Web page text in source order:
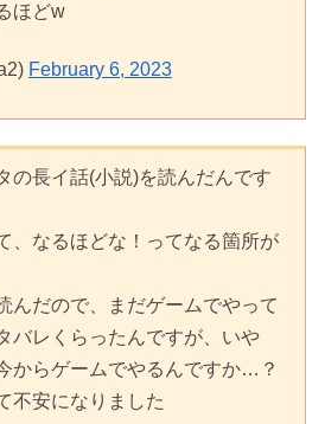
ほどw
February 6, 2023
の長イ話(小説)を読んだんです
、なるほどな！ってなる箇所が
んだので、まだゲームでやって
バレくらったんですが、いや
からゲームでやるんですか…？
不安になりました